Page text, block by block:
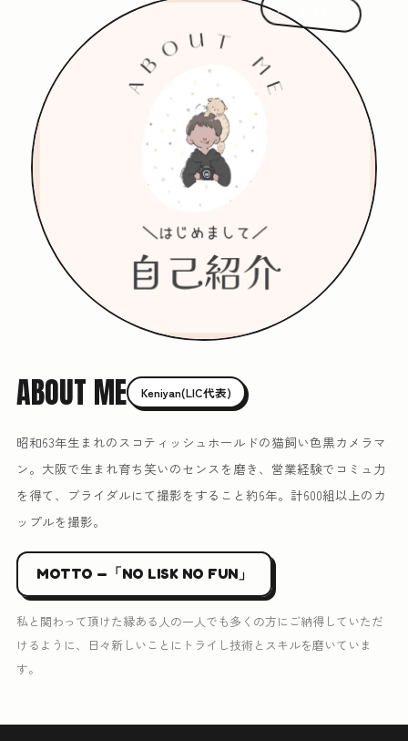
はじめまして!
ABOUT ME Keniyan(LIC代表)
昭和63年生まれのスコティッシュホールドの猫飼い色黒カメラマ
ン。大阪で生まれ育ち笑いのセンスを磨き、営業経験でコミュ力
を得て、ブライダルにて撮影をすること約6年。計600組以上のカ
ップルを撮影。
MOTTO —「NO LISK NO FUN」
私と関わって頂けた縁ある人の一人でも多くの方にご納得していただ
けるように、日々新しいことにトライし技術とスキルを磨いていま
す。